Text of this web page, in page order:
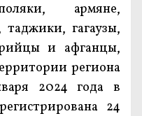
армяне,
гагаузы,
и афганцы,
региона
2024 года в
24